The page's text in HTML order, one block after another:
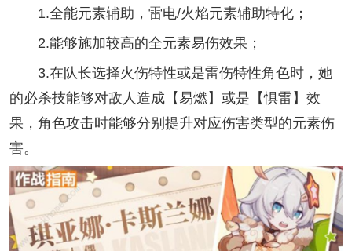
1.全能元素辅助，雷电/火焰元素辅助特化；
2.能够施加较高的全元素易伤效果；
3.在队长选择火伤特性或是雷伤特性角色时，她
的必杀技能够对敌人造成【易燃】或是【惧雷】效
果，角色攻击时能够分别提升对应伤害类型的元素伤
害。